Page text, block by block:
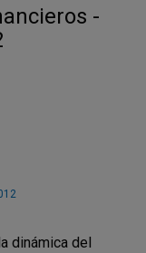
-
dinámica del